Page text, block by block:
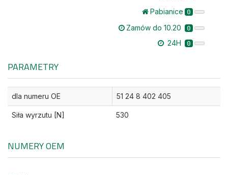
Pabianice 0
Zamów do 10.20 0
24H 0
PARAMETRY
dla numeru OE 51 24 8 402 405
Siła wyrzutu [N] 530
NUMERY OEM